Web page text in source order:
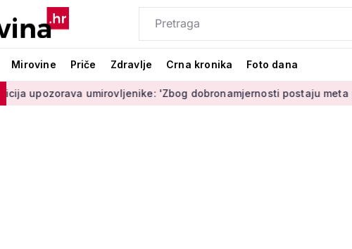
Mirovine Priče Zdravlje Crna kronika Foto dana
umirovljenike: 'Zbog dobronamjernosti postaju meta prijevare'